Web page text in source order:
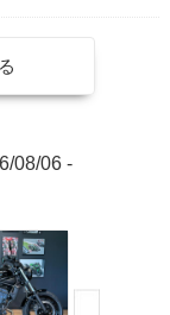
08/06 -